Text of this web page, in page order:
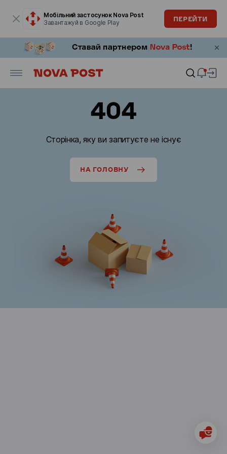
Мобільний застосунок Nova Post
Завантажуй в Google Play
ПЕРЕЙТИ
404
Сторінка, яку ви запитуєте не існує
НА ГОЛОВНУ